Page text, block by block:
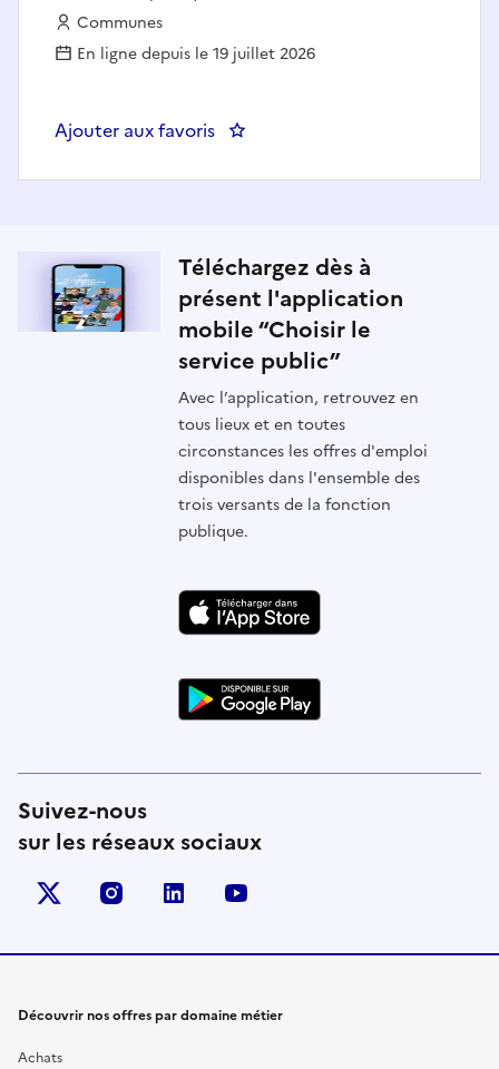
Employeur :
Communes
En ligne depuis le 19 juillet 2026
Ajouter aux favoris : Assistant d'enseignement
Téléchargez dès à
présent l'application
mobile “Choisir le
service public”
Avec l’application, retrouvez en
tous lieux et en toutes
circonstances les offres d'emploi
disponibles dans l'ensemble des
trois versants de la fonction
publique.
Suivez-nous
sur les réseaux sociaux
X (anciennement Twitter)
instagramlinkedin
Découvrir nos offres par domaine métier
Achats